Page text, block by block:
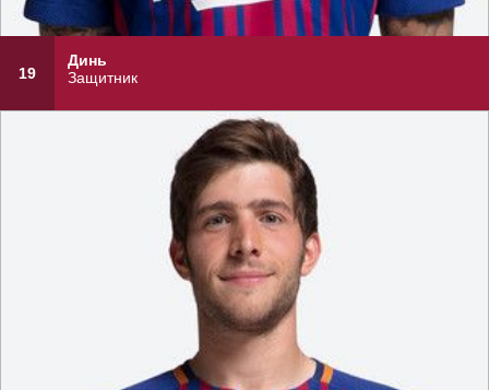
19
Динь
Защитник